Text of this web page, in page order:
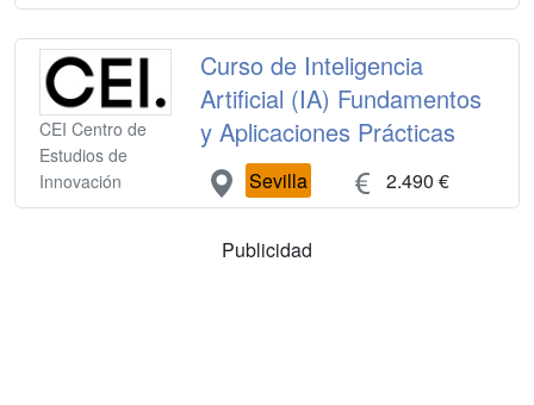
CEI Centro de
Estudios de
Innovación
Curso de Inteligencia
Artificial (IA) Fundamentos
y Aplicaciones Prácticas
Sevilla 2.490 €
Publicidad